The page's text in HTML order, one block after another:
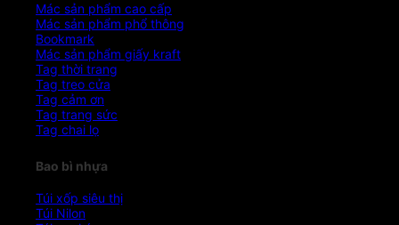
Mác sản phẩm cao cấp
Mác sản phẩm phổ thông
Bookmark
Mác sản phẩm giấy kraft
Tag thời trang
Tag treo cửa
Tag cảm ơn
Tag trang sức
Tag chai lọ
Bao bì nhựa
Túi xốp siêu thị
Túi Nilon